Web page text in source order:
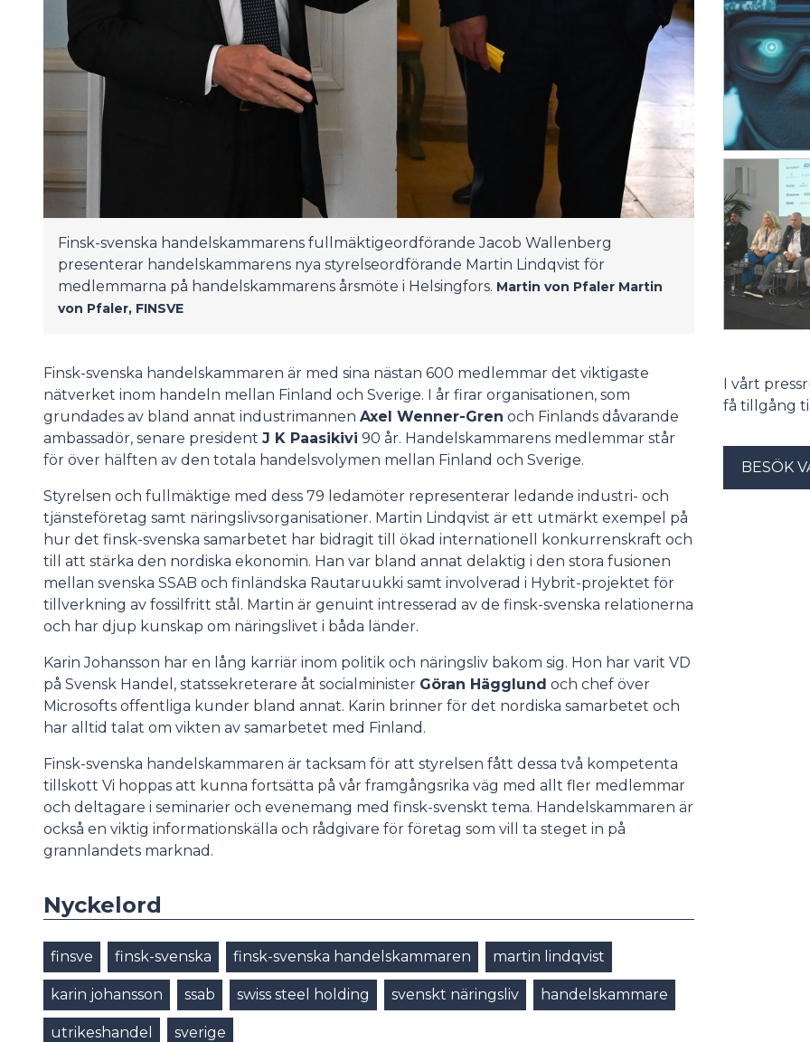
Finsk-svenska handelskammarens fullmäktigeordförande Jacob Wallenberg
presenterar handelskammarens nya styrelseordförande Martin Lindqvist för
medlemmarna på handelskammarens årsmöte i Helsingfors. Martin von Pfaler Martin
von Pfaler, FINSVE
Finsk-svenska handelskammaren är med sina nästan 600 medlemmar det viktigaste
nätverket inom handeln mellan Finland och Sverige. I år firar organisationen, som
grundades av bland annat industrimannen Axel Wenner-Gren och Finlands dåvarande
ambassadör, senare president J K Paasikivi 90 år. Handelskammarens medlemmar står
för över hälften av den totala handelsvolymen mellan Finland och Sverige.
Styrelsen och fullmäktige med dess 79 ledamöter representerar ledande industri- och
tjänsteföretag samt näringslivsorganisationer. Martin Lindqvist är ett utmärkt exempel på
hur det finsk-svenska samarbetet har bidragit till ökad internationell konkurrenskraft och
till att stärka den nordiska ekonomin. Han var bland annat delaktig i den stora fusionen
mellan svenska SSAB och finländska Rautaruukki samt involverad i Hybrit-projektet för
tillverkning av fossilfritt stål. Martin är genuint intresserad av de finsk-svenska relationerna
och har djup kunskap om näringslivet i båda länder.
Karin Johansson har en lång karriär inom politik och näringsliv bakom sig. Hon har varit VD
på Svensk Handel, statssekreterare åt socialminister Göran Hägglund och chef över
Microsofts offentliga kunder bland annat. Karin brinner för det nordiska samarbetet och
har alltid talat om vikten av samarbetet med Finland.
Finsk-svenska handelskammaren är tacksam för att styrelsen fått dessa två kompetenta
tillskott Vi hoppas att kunna fortsätta på vår framgångsrika väg med allt fler medlemmar
och deltagare i seminarier och evenemang med finsk-svenskt tema. Handelskammaren är
också en viktig informationskälla och rådgivare för företag som vill ta steget in på
grannlandets marknad.
Nyckelord
finsve finsk-svenska finsk-svenska handelskammaren martin lindqvist
karin johansson ssab swiss steel holding svenskt näringsliv handelskammare
utrikeshandel sverige
I vårt
få tillgång
BESÖK